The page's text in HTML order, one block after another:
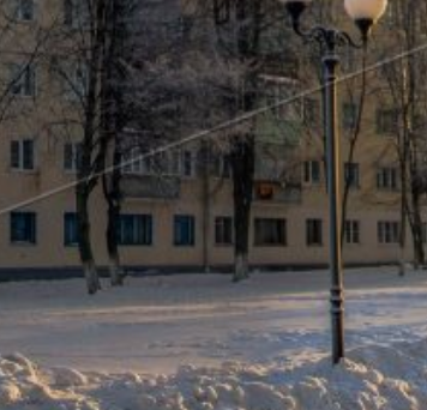
Чебоксар и окрестностей по временам года